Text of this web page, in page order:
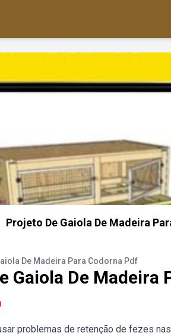
Projeto De Gaiola De Madeira
De Madeira Para Codorna Pdf
Gaiola De Madeira
problemas de retenção de fezes